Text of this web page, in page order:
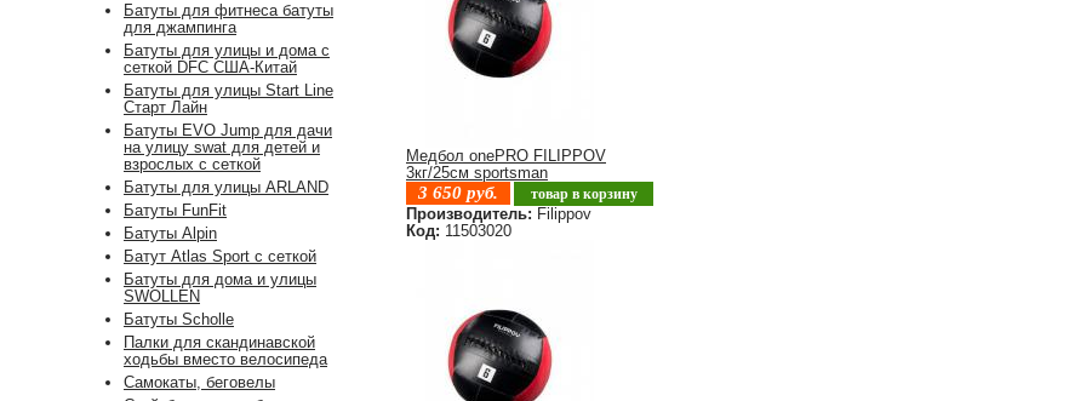
Медбол onePRO FILIPPOV
3кг/25см sportsman
3 650 руб. товар в корзину
Производитель: Filippov
Код: 11503020
Батуты для фитнеса батуты
для джампинга
Батуты для улицы и дома с
сеткой DFC США-Китай
Батуты для улицы Start Line
Старт Лайн
Батуты EVO Jump для дачи
на улицу swat для детей и
взрослых с сеткой
Батуты для улицы ARLAND
Батуты FunFit
Батуты Alpin
Батут Atlas Sport с сеткой
Батуты для дома и улицы
SWOLLEN
Батуты Scholle
Палки для скандинавской
ходьбы вместо велосипеда
Самокаты, беговелы